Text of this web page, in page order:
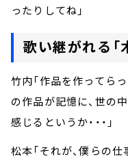
ったりしてね」
歌い継がれる「
竹内「作品を作ってら
の作品が記憶に、世の
感じるというか・・・」
松本「それが、僕らの